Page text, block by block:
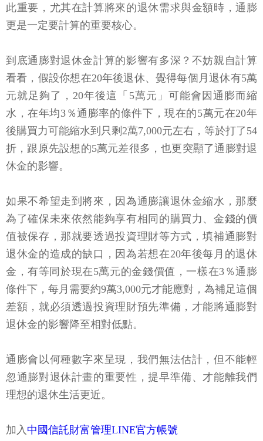
此重要，尤其在計算將來的退休需求與金額時，通膨
更是一定要計算的重要核心。
到底通膨對退休金計算的影響有多深？不妨親自計算
看看，假設你想在20年後退休、覺得每個月退休有5萬
元就足夠了，20年後這「5萬元」可能會因通膨而縮
水，在年均3％通膨率的條件下，現在的5萬元在20年
後購買力可能縮水到只剩2萬7,000元左右，等於打了54
折，跟原先設想的5萬元差很多，也更突顯了通膨對退
休金的影響。
如果不希望走到將來，因為通膨讓退休金縮水，那麼
為了確保未來依然能夠享有相同的購買力、金錢的價
值被保存，那就要透過投資理財等方式，填補通膨對
退休金的造成的缺口，因為若想在20年後每月的退休
金，有等同於現在5萬元的金錢價值，一樣在3％通膨
條件下，每月需要約9萬3,000元才能應對，為補足這個
差額，就必須透過投資理財預先準備，才能將通膨對
退休金的影響降至相對低點。
通膨會以何種數字來呈現，我們無法估計，但不能輕
忽通膨對退休計畫的重要性，提早準備、才能離我們
理想的退休生活更近。
加入 中國信託財富管理LINE官方帳號